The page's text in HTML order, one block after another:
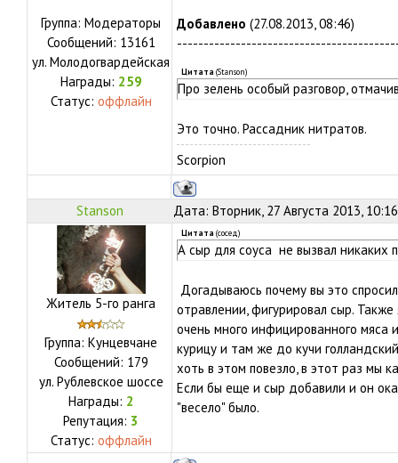
Группа: Модераторы
Сообщений: 13161
ул. Молодогвардейская
Награды: 259
Статус: оффлайн
Добавлено (27.08.2013, 08:46)
Цитата (Stanson)
Про зелень особый разговор,
Это точно. Рассадник нитратов.
Scorpion
Stanson Дата: Вторник, 27 Августа 2013,
Житель 5-го ранга
Группа: Кунцевчане
Сообщений: 179
ул. Рублевское шоссе
Награды: 2
Репутация: 3
Статус: оффлайн
Цитата (сосед)
А сыр для соуса не вызвал никаких
Догадываюсь почему вы это
отравлении, фигурировал сыр.
очень много инфицированного мяса
курицу и там же до кучи
хоть в этом повезло, в этот раз мы
Если бы еще и сыр добавили и он
"весело" было.